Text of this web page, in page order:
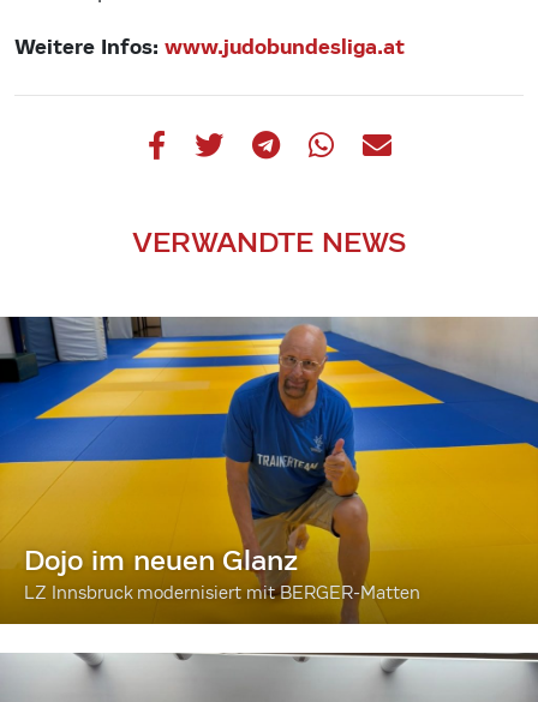
Weitere Infos: www.judobundesliga.at
VERWANDTE NEWS
Dojo im neuen Glanz
LZ Innsbruck modernisiert mit BERGER-Matten